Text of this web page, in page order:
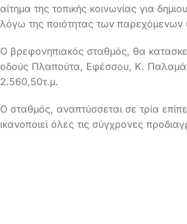
αίτημα της τοπικής κοινωνίας για
λόγω της ποιότητας των
Ο βρεφονηπιακός σταθμός, θα
οδούς Πλαπούτα, Εφέσσου, Κ. Παλαμά
2.560,50τ.μ.
Ο σταθμός, αναπτύσσεται σε τρία
ικανοποιεί όλες τις σύγχρονες